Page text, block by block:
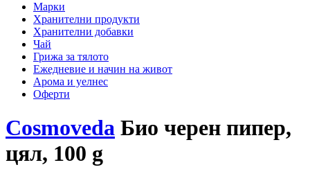
Марки
Хранителни продукти
Хранителни добавки
Чай
Грижа за тялото
Ежедневие и начин на живот
Арома и уелнес
Оферти
Cosmoveda Био черен пипер,
цял, 100 g